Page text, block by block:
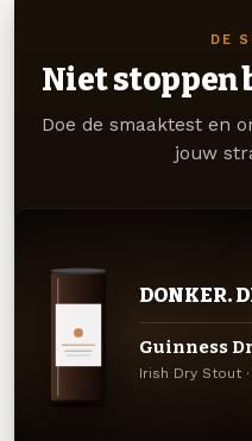
DE
Niet stoppen
Doe de smaaktest en
jouw
DONKER.
Guinness
Irish Dry Stout